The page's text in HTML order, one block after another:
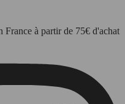
à partir de 75€ d'achat